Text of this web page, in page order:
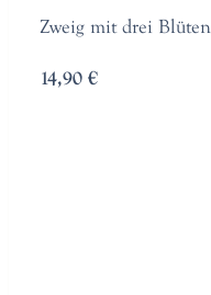
Zweig mit drei Blüten
14,90 €